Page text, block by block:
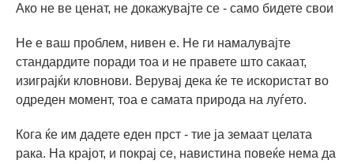
Ако не ве ценат, не докажувајте се - само бидете свои
Не е ваш проблем, нивен е. Не ги намалувајте
стандардите поради тоа и не правете што сакаат,
изиграјќи кловнови. Верувај дека ќе те искористат во
одреден момент, тоа е самата природа на луѓето.
Кога ќе им дадете еден прст - тие ја земаат целата
рака. На крајот, и покрај се, навистина повеќе нема да